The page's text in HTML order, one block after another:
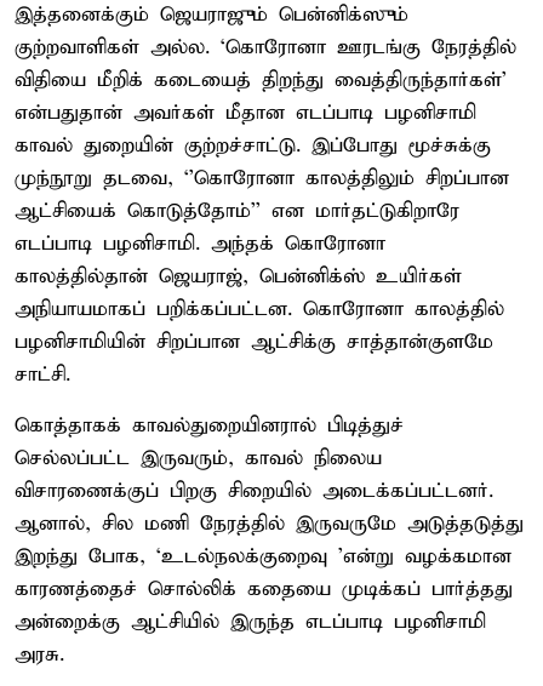
இத்தனைக்கும் ஜெயராஜும் பென்னிக்ஸும்
குற்றவாளிகள் அல்ல. ‘கொரோனா ஊரடங்கு நேரத்தில்
விதியை மீறிக் கடையைத் திறந்து வைத்திருந்தார்கள்’
என்பதுதான் அவர்கள் மீதான எடப்பாடி பழனிசாமி
காவல் துறையின் குற்றச்சாட்டு. இப்போது மூச்சுக்கு
முந்நூறு தடவை, ‘’கொரோனா காலத்திலும் சிறப்பான
ஆட்சியைக் கொடுத்தோம்’’ என மார்தட்டுகிறாரே
எடப்பாடி பழனிசாமி. அந்தக் கொரோனா
காலத்தில்தான் ஜெயராஜ், பென்னிக்ஸ் உயிர்கள்
அநியாயமாகப் பறிக்கப்பட்டன. கொரோனா காலத்தில்
பழனிசாமியின் சிறப்பான ஆட்சிக்கு சாத்தான்குளமே
சாட்சி.
கொத்தாகக் காவல்துறையினரால் பிடித்துச்
செல்லப்பட்ட இருவரும், காவல் நிலைய
விசாரணைக்குப் பிறகு சிறையில் அடைக்கப்பட்டனர்.
ஆனால், சில மணி நேரத்தில் இருவருமே அடுத்தடுத்து
இறந்து போக, ‘உடல்நலக்குறைவு ’என்று வழக்கமான
காரணத்தைச் சொல்லிக் கதையை முடிக்கப் பார்த்தது
அன்றைக்கு ஆட்சியில் இருந்த எடப்பாடி பழனிசாமி
அரசு.